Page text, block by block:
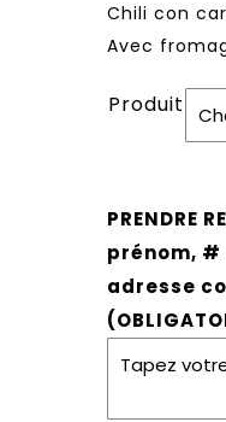
Chili con
Avec
Produit
PRENDRE
prénom, #
adresse